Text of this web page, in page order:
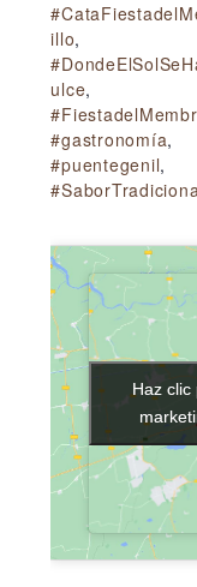
illo,
ulce,
#gastronomía,
#puentegenil,
Haz
Haz